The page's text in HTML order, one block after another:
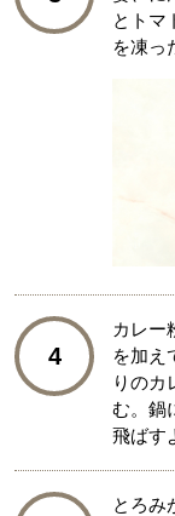
とトマ
を凍っ
4
カレー
を加え
りのカ
む。鍋
飛ばす
とろみ